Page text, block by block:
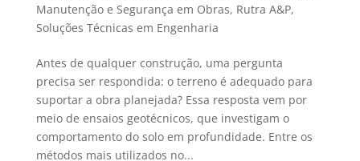
Manutenção e Segurança em Obras, Rutra A&P,
Soluções Técnicas em Engenharia
Antes de qualquer construção, uma pergunta
precisa ser respondida: o terreno é adequado para
suportar a obra planejada? Essa resposta vem por
meio de ensaios geotécnicos, que investigam o
comportamento do solo em profundidade. Entre os
métodos mais utilizados no...